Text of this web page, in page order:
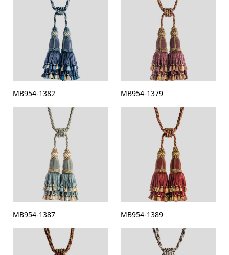
MB954-1382 MB954-1379
MB954-1387 MB954-1389